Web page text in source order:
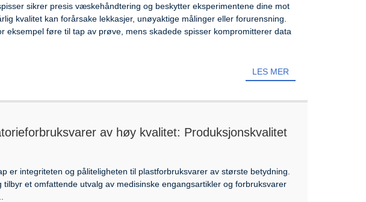
sikrer presis væskehåndtering og beskytter eksperimentene dine mot
kvalitet kan forårsake lekkasjer, unøyaktige målinger eller forurensning.
eksempel føre til tap av prøve, mens skadede spisser kompromitterer data
LES MER
av høy kvalitet: Produksjonskvalitet
er integriteten og påliteligheten til plastforbruksvarer av største betydning.
et omfattende utvalg av medisinske engangsartikler og forbruksvarer